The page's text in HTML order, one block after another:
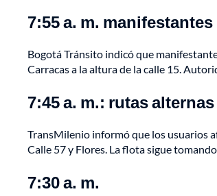
7:55 a. m.
Bogotá Tránsito indicó que
Carracas a la altura de la calle 15.
7:45 a. m.: rutas alternas
TransMilenio informó que los usuarios
Calle 57 y Flores. La flota sigue
7:30 a. m.